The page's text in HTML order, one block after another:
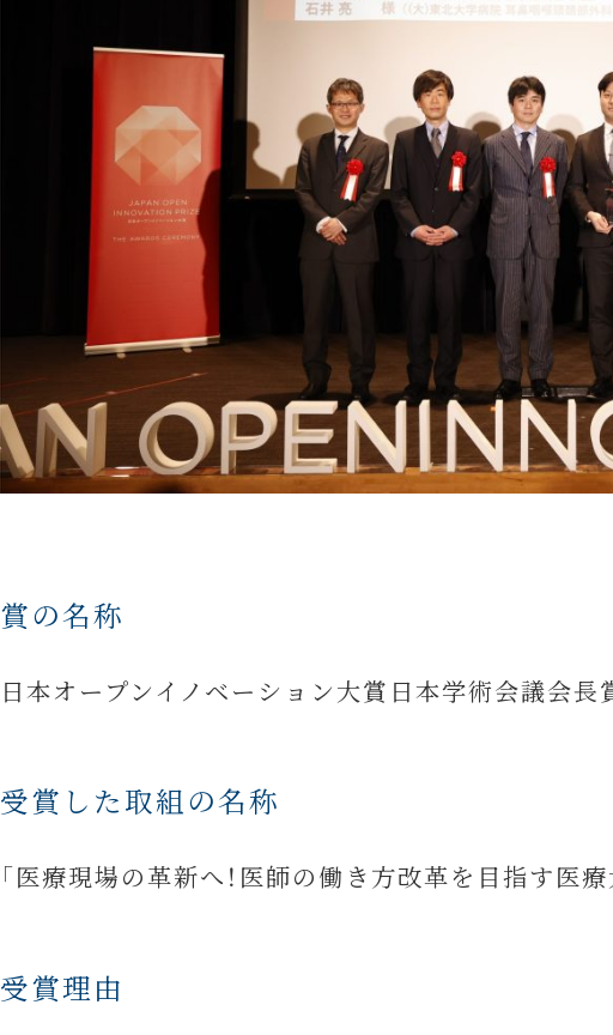
賞の名称
日本オープンイノベーション大賞日本学術会議会長
受賞した取組の名称
「医療現場の革新へ！医師の働き方改革を目指す医
受賞理由